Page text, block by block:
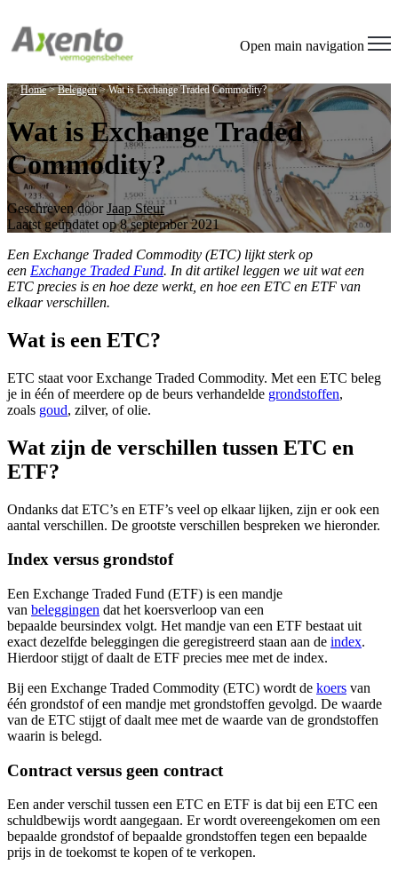
Open main navigation
Home>Beleggen>Wat is Exchange Traded Commodity?
Wat is Exchange Traded
Commodity?
Geschreven doorJaap Steur
Laatst geüpdatet op 8 september 2021
Een Exchange Traded Commodity (ETC) lijkt sterk op
een Exchange Traded Fund. In dit artikel leggen we uit wat een
ETC precies is en hoe deze werkt, en hoe een ETC en ETF van
elkaar verschillen.
Wat is een ETC?
ETC staat voor Exchange Traded Commodity. Met een ETC beleg
je in één of meerdere op de beurs verhandelde grondstoffen,
zoals goud, zilver, of olie.
Wat zijn de verschillen tussen ETC en
ETF?
Ondanks dat ETC’s en ETF’s veel op elkaar lijken, zijn er ook een
aantal verschillen. De grootste verschillen bespreken we hieronder.
Index versus grondstof
Een Exchange Traded Fund (ETF) is een mandje
van beleggingen dat het koersverloop van een
bepaalde beursindex volgt. Het mandje van een ETF bestaat uit
exact dezelfde beleggingen die geregistreerd staan aan de index.
Hierdoor stijgt of daalt de ETF precies mee met de index.
Bij een Exchange Traded Commodity (ETC) wordt de koers van
één grondstof of een mandje met grondstoffen gevolgd. De waarde
van de ETC stijgt of daalt mee met de waarde van de grondstoffen
waarin is belegd.
Contract versus geen contract
Een ander verschil tussen een ETC en ETF is dat bij een ETC een
schuldbewijs wordt aangegaan. Er wordt overeengekomen om een
bepaalde grondstof of bepaalde grondstoffen tegen een bepaalde
prijs in de toekomst te kopen of te verkopen.